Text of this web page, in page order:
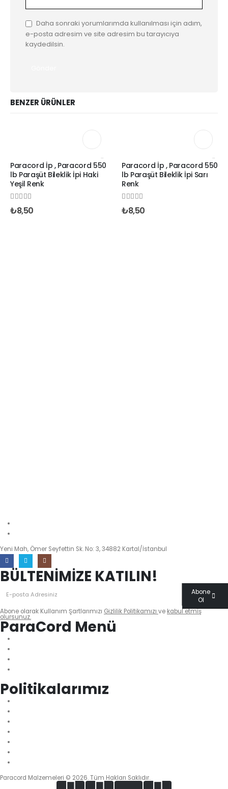
Daha sonraki yorumlarımda kullanılması için adım,
e-posta adresim ve site adresim bu tarayıcıya
kaydedilsin.
BENZER ÜRÜNLER
4 MM PARACORD BILEKLIK İPLERI DÜZ RENKLER
Paracord İp , Paracord 550
lb Paraşüt Bileklik İpi Haki
Yeşil Renk
0 out of 5
₺8,50
4 MM PARACORD BILEKLIK İPLERI DÜZ RENKLER
Paracord İp , Paracord 550
lb Paraşüt Bileklik İpi Sarı
Renk
0 out of 5
₺8,50
Yeni Mah, Ömer Seyfettin Sk. No: 3, 34882 Kartal/İstanbul
BÜLTENİMİZE KATILIN!
Abone
Ol
Abone olarak Kullanım Şartlarımızı Gizlilik Politikamızı ve kabul etmiş
olursunuz.
ParaCord Menü
Politikalarımız
Paracord Malzemeleri © 2026. Tüm Hakları Saklıdır.